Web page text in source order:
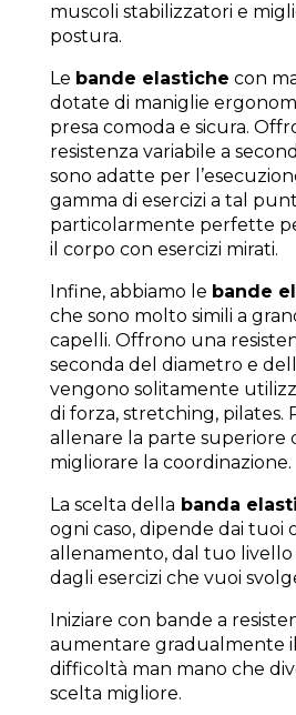
muscoli stabilizzatori e
postura.
Le bande elastiche con
dotate di maniglie
presa comoda e sicura.
resistenza variabile a
sono adatte per
gamma di esercizi a tal
particolarmente perfette
il corpo con esercizi mirati.
Infine, abbiamo le bande
che sono molto simili a
capelli. Offrono una
seconda del diametro e
vengono solitamente
di forza, stretching, pilates.
allenare la parte superiore
migliorare la coordinazione.
La scelta della banda
ogni caso, dipende dai tuoi
allenamento, dal tuo livello
dagli esercizi che vuoi
Iniziare con bande a
aumentare gradualmente
difficoltà man mano che
scelta migliore.